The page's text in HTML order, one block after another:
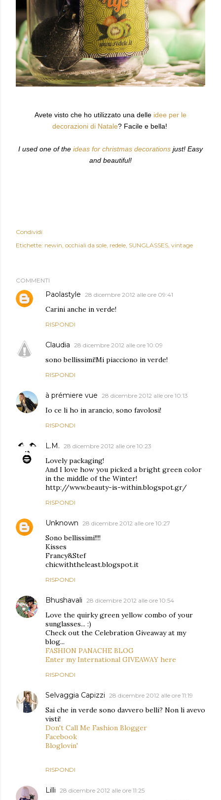
Avete visto che ho utilizzato una delle idee per le
decorazioni di Natale? Facile e bella!
I used one of the ideas for christmas decorations just! Easy
and beautiful!
Condividi
Etichette: newin occhiali da sole redele SUNGLASSES vintage
COMMENTI
Paolastyle 28 dicembre 2012 alle ore 09:41
Carini anche in verde!
RISPONDI
Claudia 28 dicembre 2012 alle ore 10:09
sono bellissimi!Mi piacciono in verde!
RISPONDI
à prémiere vue 28 dicembre 2012 alle ore 10:13
Io ce li ho in arancio, sono favolosi!
RISPONDI
L.M. 28 dicembre 2012 alle ore 10:23
Lovely packaging!
And I love how you picked a bright green color
in the middle of the Winter!
http://www.beauty-is-within.blogspot.gr/
RISPONDI
Unknown 28 dicembre 2012 alle ore 10:27
Sono bellissimi!!!!
Kisses
Francy&Stef
chicwiththeleast.blogspot.it
RISPONDI
Bhushavali 28 dicembre 2012 alle ore 10:54
Love the quirky green yellow combo of your
sunglasses... :)
Check out the Celebration Giveaway at my
blog...
FASHION PANACHE BLOG
Enter my International GIVEAWAY here
RISPONDI
Selvaggia Capizzi 28 dicembre 2012 alle ore 11:19
Sai che in verde sono davvero belli? Non li avevo
visti!
Don't Call Me Fashion Blogger
Facebook
Bloglovin'
RISPONDI
Lilli 28 dicembre 2012 alle ore 11:25